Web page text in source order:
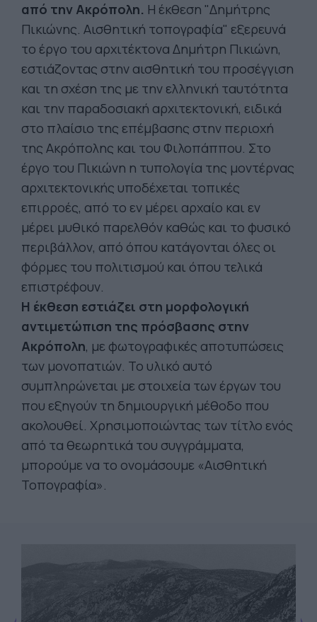
από την Ακρόπολη. Η έκθεση "Δημήτρης
Πικιώνης. Αισθητική τοπογραφία" εξερευνά
το έργο του αρχιτέκτονα Δημήτρη Πικιώνη,
εστιάζοντας στην αισθητική του προσέγγιση
και τη σχέση της με την ελληνική ταυτότητα
και την παραδοσιακή αρχιτεκτονική, ειδικά
στο πλαίσιο της επέμβασης στην περιοχή
της Ακρόπολης και του Φιλοπάππου. Στο
έργο του Πικιώνη η τυπολογία της μοντέρνας
αρχιτεκτονικής υποδέχεται τοπικές
επιρροές, από το εν μέρει αρχαίο και εν
μέρει μυθικό παρελθόν καθώς και το φυσικό
περιβάλλον, από όπου κατάγονται όλες οι
φόρμες του πολιτισμού και όπου τελικά
επιστρέφουν.
Η έκθεση εστιάζει στη μορφολογική
αντιμετώπιση της πρόσβασης στην
Ακρόπολη, με φωτογραφικές αποτυπώσεις
των μονοπατιών. Το υλικό αυτό
συμπληρώνεται με στοιχεία των έργων του
που εξηγούν τη δημιουργική μέθοδο που
ακολουθεί. Χρησιμοποιώντας των τίτλο ενός
από τα θεωρητικά του συγγράμματα,
μπορούμε να το ονομάσουμε «Αισθητική
Τοπογραφία».